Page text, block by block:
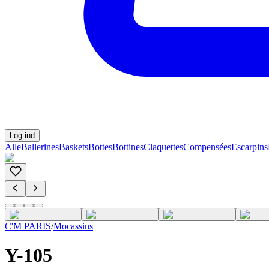
Log ind
AlleBallerinesBasketsBottesBottinesClaquettesCompenséesEscarpins
C'M PARIS/Mocassins
Y-105